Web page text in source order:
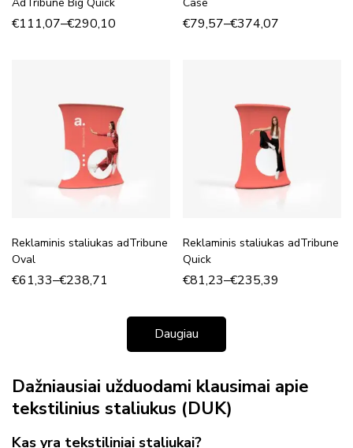
€111,07–€290,10 €79,57–€374,07
Reklaminis staliukas adTribune
Oval
€61,33–€238,71
Reklaminis staliukas adTribune
Quick
€81,23–€235,39
Daugiau
Dažniausiai užduodami klausimai apie
tekstilinius staliukus (DUK)
Kas yra tekstiliniai staliukai?